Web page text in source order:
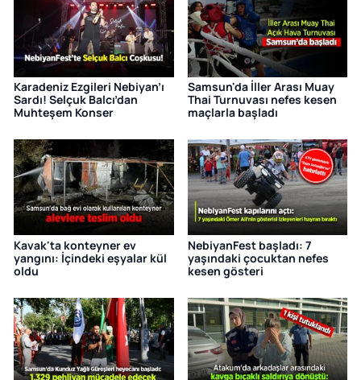
Karadeniz Ezgileri Nebiyan’ı
Sardı! Selçuk Balcı’dan
Muhteşem Konser
Samsun'da İller Arası Muay
Thai Turnuvası nefes kesen
maçlarla başladı
Kavak'ta konteyner ev
yangını: İçindeki eşyalar kül
oldu
NebiyanFest başladı: 7
yaşındaki çocuktan nefes
kesen gösteri